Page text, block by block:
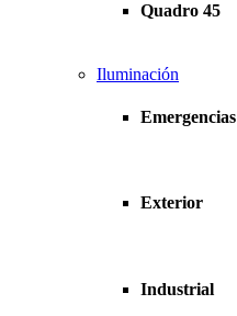
Quadro 45
Iluminación
Emergencias
Exterior
Industrial